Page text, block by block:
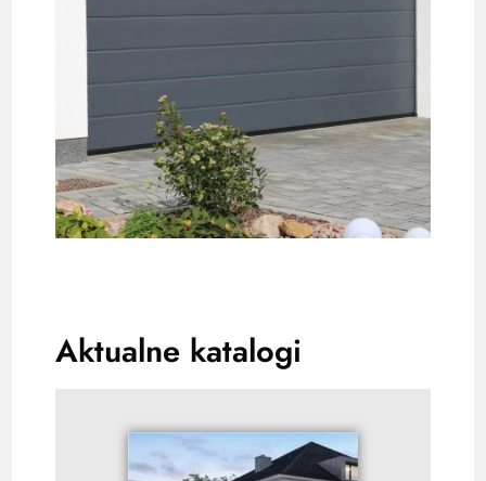
Aktualne katalogi